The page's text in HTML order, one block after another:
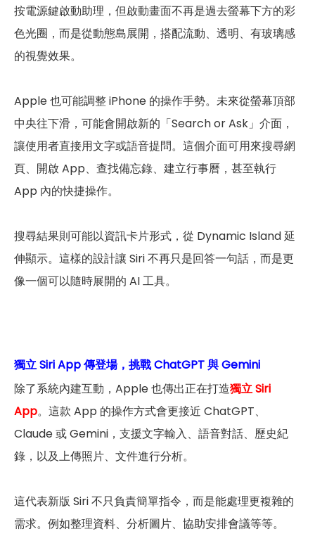
按電源鍵啟動助理，但啟動畫面不再是過去螢幕下方的彩
色光圈，而是從動態島展開，搭配流動、透明、有玻璃感
的視覺效果。
Apple 也可能調整 iPhone 的操作手勢。未來從螢幕頂部
中央往下滑，可能會開啟新的「Search or Ask」介面，
讓使用者直接用文字或語音提問。這個介面可用來搜尋網
頁、開啟 App、查找備忘錄、建立行事曆，甚至執行
App 內的快捷操作。
搜尋結果則可能以資訊卡片形式，從 Dynamic Island 延
伸顯示。這樣的設計讓 Siri 不再只是回答一句話，而是更
像一個可以隨時展開的 AI 工具。
獨立 Siri App 傳登場，挑戰 ChatGPT 與 Gemini
除了系統內建互動，Apple 也傳出正在打造獨立 Siri
App。這款 App 的操作方式會更接近 ChatGPT、
Claude 或 Gemini，支援文字輸入、語音對話、歷史紀
錄，以及上傳照片、文件進行分析。
這代表新版 Siri 不只負責簡單指令，而是能處理更複雜的
需求。例如整理資料、分析圖片、協助安排會議等等。